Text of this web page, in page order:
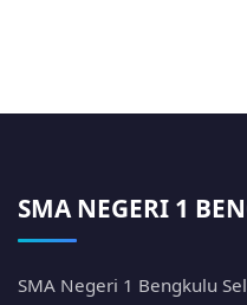
SMA NEGERI 1
SMA Negeri 1 Bengkulu